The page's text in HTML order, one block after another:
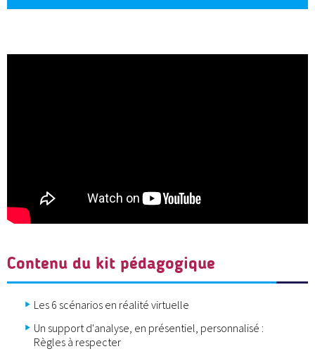
Contenu du kit pédagogique
Les 6 scénarios en réalité virtuelle
Un support d'analyse, en présentiel, personnalisé :
Règles à respecter